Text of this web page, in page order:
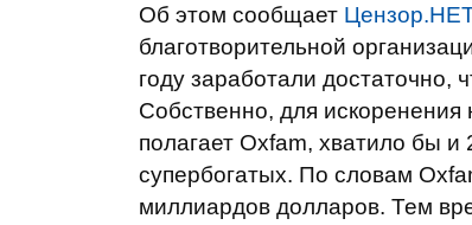
Об этом сообщает
благотворительной
году заработали достаточно,
Собственно, для
полагает Oxfam, хватило бы
супербогатых. По словам
миллиардов долларов. Тем